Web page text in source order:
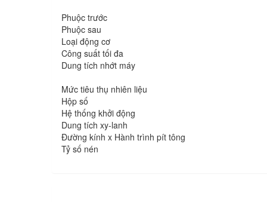
Phuộc trước
Phuộc sau
Loại động cơ
Công suất tối đa
Dung tích nhớt máy
Mức tiêu thụ nhiên liệu
Hộp số
Hệ thống khởi động
Dung tích xy-lanh
Đường kính x Hành trình pít tông
Tỷ số nén